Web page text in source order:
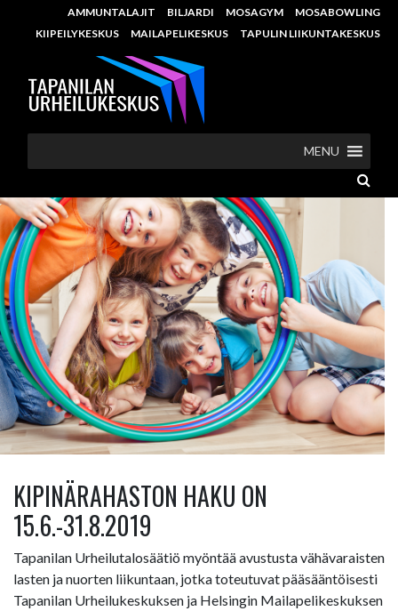
AMMUNTALAJIT BILJARDI MOSAGYM
MOSABOWLING
KIIPEILYKESKUS
MAILAPELIKESKUS TAPULIN LIIKUNTAKESKUS
MENU
KIPINÄRAHASTON HAKU ON
15.6.-31.8.2019
Tapanilan Urheilutalosäätiö myöntää avustusta vähävaraisten
lasten ja nuorten liikuntaan, jotka toteutuvat pääsääntöisesti
Tapanilan Urheilukeskuksen ja Helsingin Mailapelikeskuksen